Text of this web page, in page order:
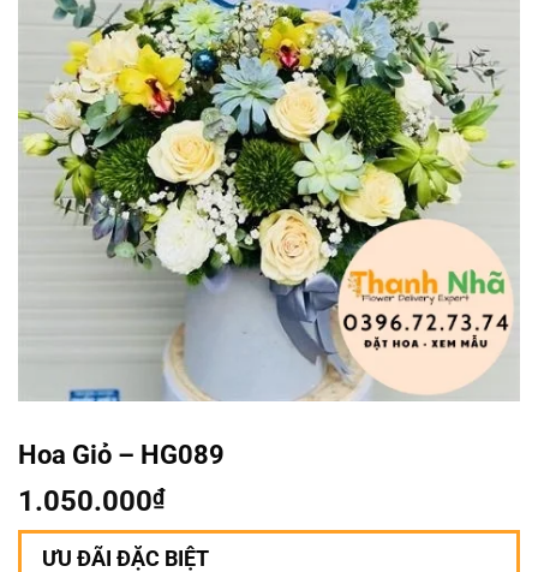
Hoa Giỏ – HG089
1.050.000₫
ƯU ĐÃI ĐẶC BIỆT